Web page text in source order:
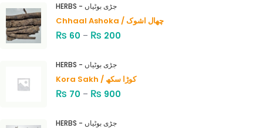
HERBS - جڑی بوٹیاں
Chhaal Ashoka / چھال اشوک
₨ 60 – ₨ 200
HERBS - جڑی بوٹیاں
Kora Sakh / کوڑا سکھ
₨ 70 – ₨ 900
HERBS - جڑی بوٹیاں